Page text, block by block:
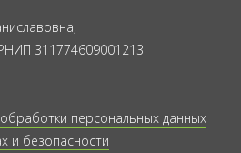
311774609001213
персональных данных
и безопасности